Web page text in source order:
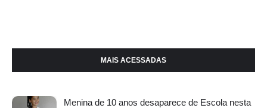
MAIS ACESSADAS
Menina de 10 anos desaparece de Escola nesta